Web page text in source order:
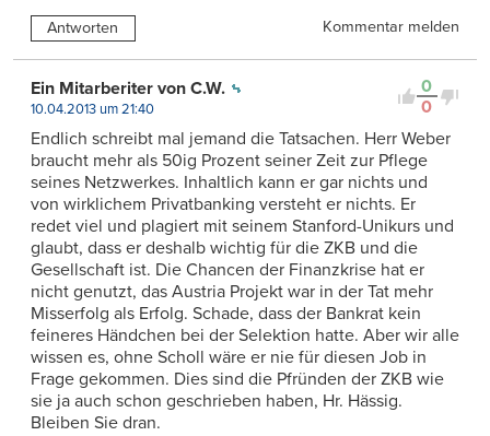
Antworten Kommentar melden
0
0
Ein Mitarberiter von C.W.
10.04.2013 um 21:40
Endlich schreibt mal jemand die Tatsachen. Herr Weber
braucht mehr als 50ig Prozent seiner Zeit zur Pflege
seines Netzwerkes. Inhaltlich kann er gar nichts und
von wirklichem Privatbanking versteht er nichts. Er
redet viel und plagiert mit seinem Stanford-Unikurs und
glaubt, dass er deshalb wichtig für die ZKB und die
Gesellschaft ist. Die Chancen der Finanzkrise hat er
nicht genutzt, das Austria Projekt war in der Tat mehr
Misserfolg als Erfolg. Schade, dass der Bankrat kein
feineres Händchen bei der Selektion hatte. Aber wir alle
wissen es, ohne Scholl wäre er nie für diesen Job in
Frage gekommen. Dies sind die Pfründen der ZKB wie
sie ja auch schon geschrieben haben, Hr. Hässig.
Bleiben Sie dran.